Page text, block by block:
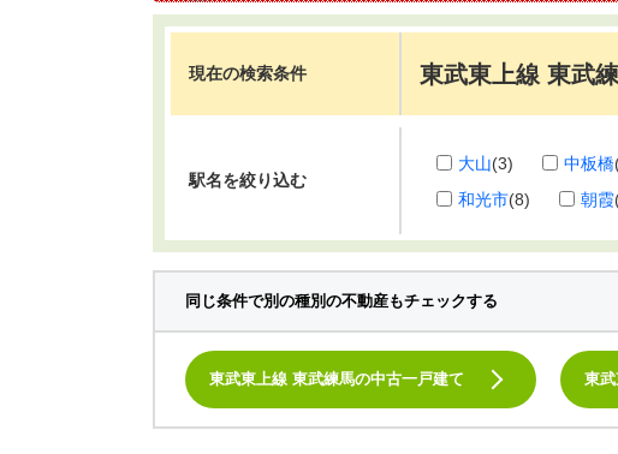
現在の検索条件 東武東上線 東武
駅名を絞り込む
大山(3) 中板橋
和光市(8) 朝霞
同じ条件で別の種別の不動産もチェックする
東武東上線 東武練馬の中古一戸建て 東